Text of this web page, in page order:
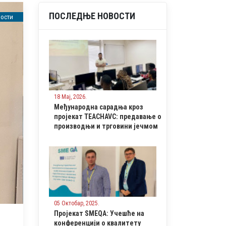
ПОСЛЕДЊЕ НОВОСТИ
18 Мај, 2026.
Међународна сарадња кроз
пројекат TEACHAVC: предавање о
производњи и трговини јечмом
05 Октобар, 2025.
Пројекат SMEQA: Учешће нa
конференцији о квалитету